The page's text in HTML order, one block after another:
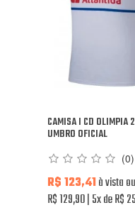
CAMISA I CD OLIMPIA
UMBRO OFICIAL
(0)
R$ 123,41à vista ou
R$ 129,90 5x de R$